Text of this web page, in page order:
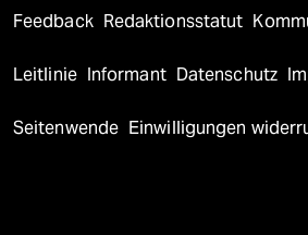
Feedback Redaktionsstatut
Leitlinie Informant Datenschutz
Seitenwende Einwilligungen